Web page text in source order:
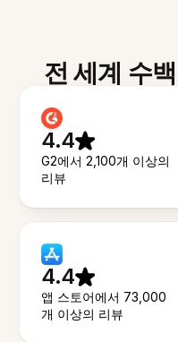
전 세계 수
4.4
G2에서 2,100개 이상의
리뷰
4.4
앱 스토어에서 73,000
개 이상의 리뷰